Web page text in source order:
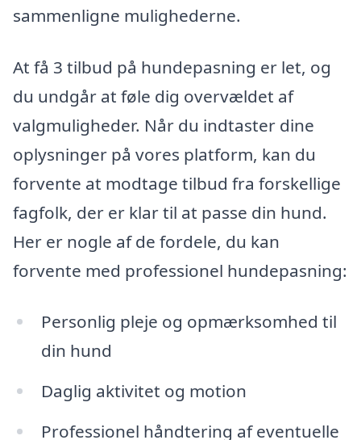
sammenligne mulighederne.
At få 3 tilbud på hundepasning er let, og
du undgår at føle dig overvældet af
valgmuligheder. Når du indtaster dine
oplysninger på vores platform, kan du
forvente at modtage tilbud fra forskellige
fagfolk, der er klar til at passe din hund.
Her er nogle af de fordele, du kan
forvente med professionel hundepasning:
Personlig pleje og opmærksomhed til
din hund
Daglig aktivitet og motion
Professionel håndtering af eventuelle